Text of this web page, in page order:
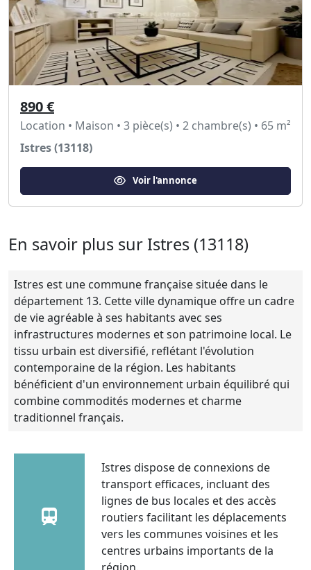
890 €
Location • Maison • 3 pièce(s) • 2 chambre(s) • 65 m²
Istres (13118)
Voir l'annonce
En savoir plus sur Istres (13118)
Istres est une commune française située dans le
département 13. Cette ville dynamique offre un cadre
de vie agréable à ses habitants avec ses
infrastructures modernes et son patrimoine local. Le
tissu urbain est diversifié, reflétant l'évolution
contemporaine de la région. Les habitants
bénéficient d'un environnement urbain équilibré qui
combine commodités modernes et charme
traditionnel français.
Istres dispose de connexions de
transport efficaces, incluant des
lignes de bus locales et des accès
routiers facilitant les déplacements
vers les communes voisines et les
centres urbains importants de la